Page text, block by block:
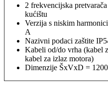
2 frekvencijska
kućištu
Verzija s niskim
A
Nazivni podaci zaštite
Kabeli od/do vrha (kabel
kabel za izlaz motora)
Dimenzije ŠxVxD =